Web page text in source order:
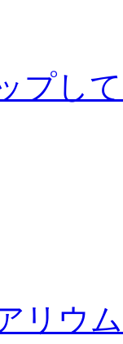
プし
リウム